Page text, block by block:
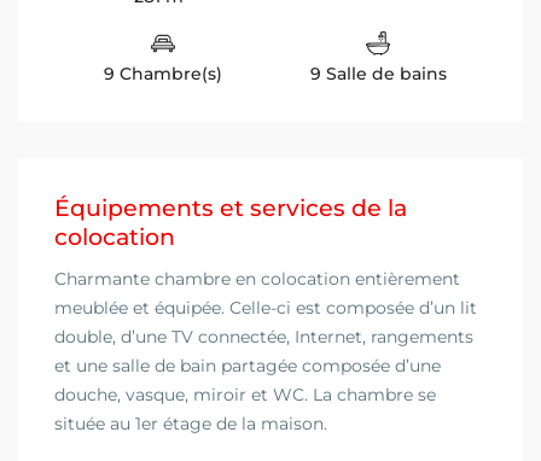
9 Chambre(s) 9 Salle de bains
Équipements et services de la
colocation
Charmante chambre en colocation entièrement
meublée et équipée. Celle-ci est composée d’un lit
double, d’une TV connectée, Internet, rangements
et une salle de bain partagée composée d’une
douche, vasque, miroir et WC. La chambre se
située au 1er étage de la maison.